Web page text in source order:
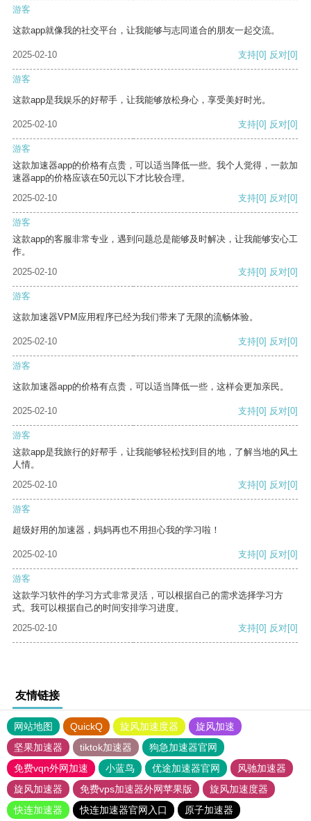
游客
这款app就像我的社交平台，让我能够与志同道合的朋友一起交流。
2025-02-10 支持[0] 反对[0]
游客
这款app是我娱乐的好帮手，让我能够放松身心，享受美好时光。
2025-02-10 支持[0] 反对[0]
游客
这款加速器app的价格有点贵，可以适当降低一些。我个人觉得，一款加
速器app的价格应该在50元以下才比较合理。
2025-02-10
支持[0] 反对[0]
游客
这款app的客服非常专业，遇到问题总是能够及时解决，让我能够安心工
作。
2025-02-10
支持[0] 反对[0]
游客
这款加速器VPM应用程序已经为我们带来了无限的流畅体验。
2025-02-10 支持[0] 反对[0]
游客
这款加速器app的价格有点贵，可以适当降低一些，这样会更加亲民。
2025-02-10 支持[0] 反对[0]
游客
这款app是我旅行的好帮手，让我能够轻松找到目的地，了解当地的风土
人情。
2025-02-10
支持[0] 反对[0]
游客
超级好用的加速器，妈妈再也不用担心我的学习啦！
2025-02-10 支持[0] 反对[0]
游客
这款学习软件的学习方式非常灵活，可以根据自己的需求选择学习方
式。我可以根据自己的时间安排学习进度。
2025-02-10
支持[0] 反对[0]
友情链接
网站地图 QuickQ 旋风加速度器
旋风加速
坚果加速器
tiktok加速器
狗急加速器官网
免费vqn外网加速
小蓝鸟 优途加速器官网
风驰加速器
旋风加速器
免费vps加速器外网苹果版
旋风加速度器
快连加速器
快连加速器官网入口 原子加速器